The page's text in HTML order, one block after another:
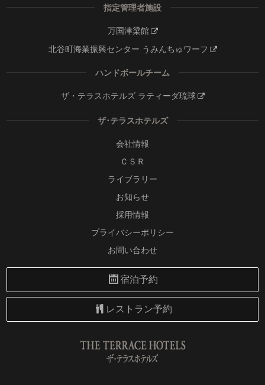
指定管理者施設
万国津梁館
北谷町海業振興センター うみんちゅワーフ
ハンドボールチーム
ザ・テラスホテルズ ラティーダ琉球
ザ･テラスホテルズ
会社情報
ＣＳＲ
ライブラリー
お知らせ
採用情報
プライバシーポリシー
お問い合わせ
宿泊予約
レストラン予約